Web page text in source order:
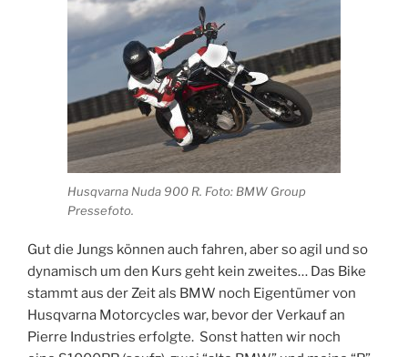
Husqvarna Nuda 900 R. Foto: BMW Group
Pressefoto.
Gut die Jungs können auch fahren, aber so agil und so
dynamisch um den Kurs geht kein zweites… Das Bike
stammt aus der Zeit als BMW noch Eigentümer von
Husqvarna Motorcycles war, bevor der Verkauf an
Pierre Industries erfolgte. Sonst hatten wir noch